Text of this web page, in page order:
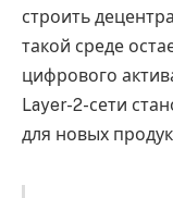
строить
такой среде
цифрового
Layer-2-сети
для новых